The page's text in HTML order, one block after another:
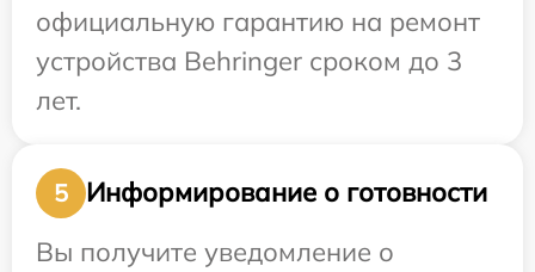
официальную гарантию на ремонт
устройства Behringer сроком до 3
лет.
5
Информирование о готовности
Вы получите уведомление о